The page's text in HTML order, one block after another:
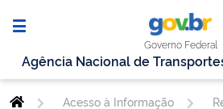
Governo Federal
Agência Nacional de
Acesso à Informação